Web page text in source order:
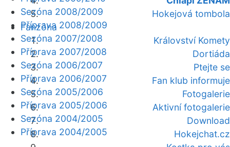
Hokejová tombola
Fanzóna
Království Komety
Dortiáda
Ptejte se
Fan klub informuje
Fotogalerie
Aktivní fotogalerie
Download
Hokejchat.cz
Sezóna 2008/2009
Příprava 2008/2009
Sezóna 2007/2008
Příprava 2007/2008
Sezóna 2006/2007
Příprava 2006/2007
Sezóna 2005/2006
Příprava 2005/2006
Sezóna 2004/2005
Příprava 2004/2005